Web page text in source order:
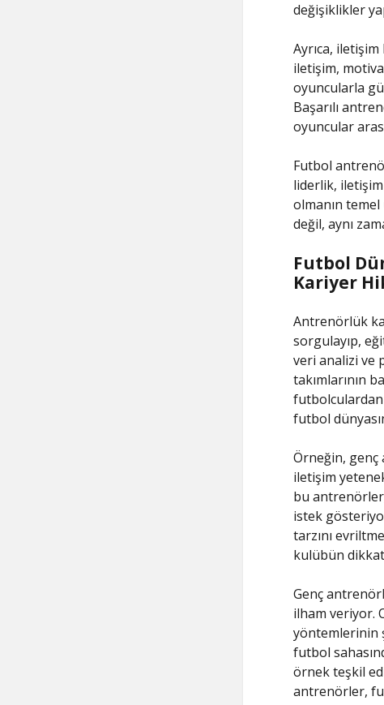
değişiklikler
Ayrıca,
iletişim,
oyuncularla
Başarılı
oyuncular
Futbol
liderlik,
olmanın
değil, aynı
Futbol
Kariyer
Antrenörlük
sorgulayıp,
veri analizi ve
takımlarının
futbol
Örneğin, genç
iletişim
bu
istek
tarzını
kulübün
Genç
ilham veriyor.
yöntemlerinin
futbol
örnek teşkil
antrenörler,